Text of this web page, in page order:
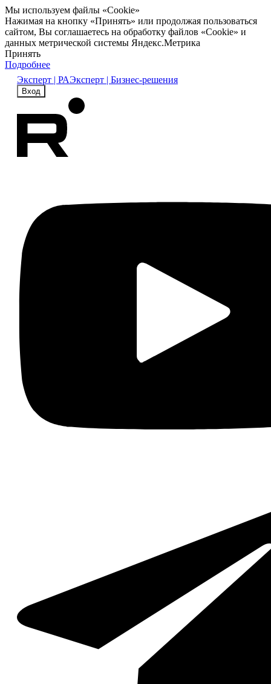
Мы используем файлы «Cookie»
Нажимая на кнопку «Принять» или продолжая пользоваться
сайтом, Вы соглашаетесь на обработку файлов «Cookie» и
данных метрической системы Яндекс.Метрика
Принять
Подробнее
Эксперт | РАЭксперт | Бизнес-решения
Вход